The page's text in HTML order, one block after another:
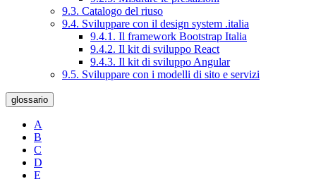
9.3. Catalogo del riuso
9.4. Sviluppare con il design system .italia
9.4.1. Il framework Bootstrap Italia
9.4.2. Il kit di sviluppo React
9.4.3. Il kit di sviluppo Angular
9.5. Sviluppare con i modelli di sito e servizi
glossario
A
B
C
D
E